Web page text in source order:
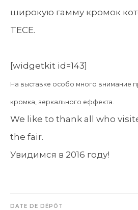
широкую гамму кромок
TECE.
[widgetkit id=143]
На выставке особо много внимание
кромка, зеркального еффекта.
We like to thank all who
the fair.
Увидимся в 2016 году!
DATE DE DÉPÔT